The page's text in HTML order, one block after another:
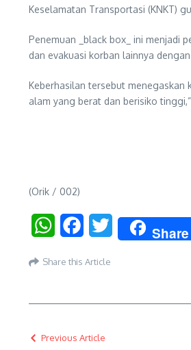
Keselamatan Transportasi (KNKT)
Penemuan _black box_ ini menjadi
dan evakuasi korban lainnya
Keberhasilan tersebut menegaskan
alam yang berat dan berisiko
(Orik / 002)
WhatsAppFacebookTwitter Share
Share this Article
Previous Article